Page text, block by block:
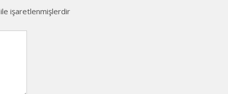
ile işaretlenmişlerdir